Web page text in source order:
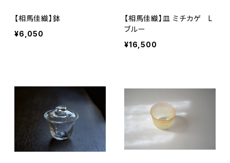
【相馬佳織】鉢
¥6,050
【相馬佳織】皿 ミチカゲ L
ブルー
¥16,500